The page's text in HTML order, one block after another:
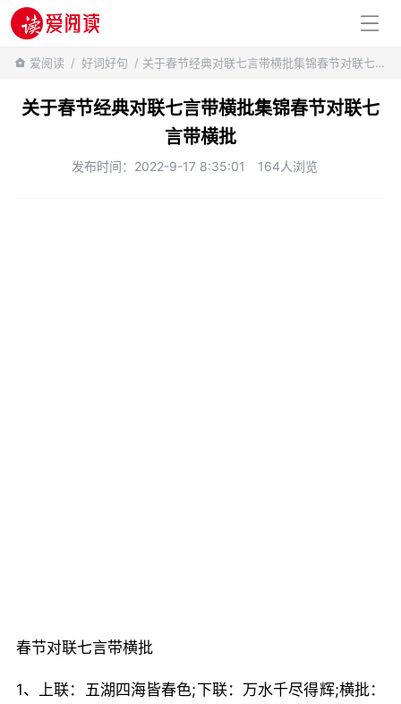
百科知识
爱阅读 / 好词好句 / 关于春节经典对联七言带横批集锦春节对联七言带横批
关于春节经典对联七言带横批集锦春节对联七
言带横批
发布时间：2022-9-17 8:35:01 164人浏览
春节对联七言带横批
1、上联：五湖四海皆春色;下联：万水千尽得辉;横批：